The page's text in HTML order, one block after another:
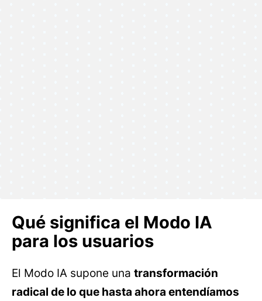
Qué significa el Modo IA
para los usuarios
El Modo IA supone una transformación
radical de lo que hasta ahora entendíamos